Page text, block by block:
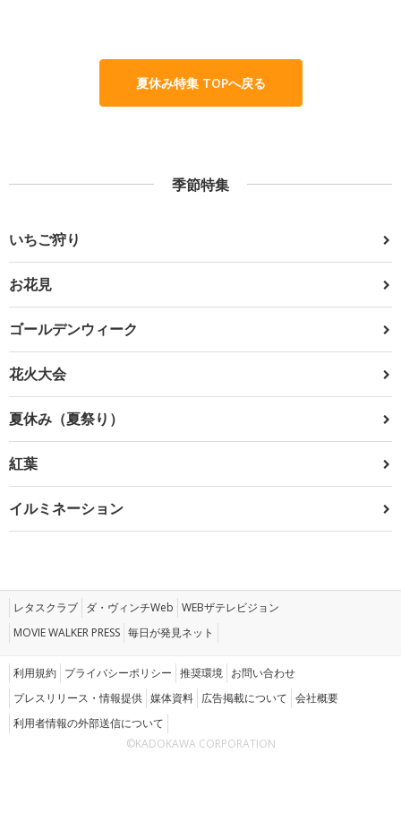
夏休み特集 TOPへ戻る
季節特集
いちご狩り
お花見
ゴールデンウィーク
花火大会
夏休み（夏祭り）
紅葉
イルミネーション
レタスクラブ ダ・ヴィンチWeb WEBザテレビジョン
MOVIE WALKER PRESS 毎日が発見ネット
利用規約 プライバシーポリシー 推奨環境 お問い合わせ
プレスリリース・情報提供 媒体資料 広告掲載について 会社概要
利用者情報の外部送信について
©KADOKAWA CORPORATION